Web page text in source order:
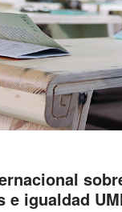
e igualdad